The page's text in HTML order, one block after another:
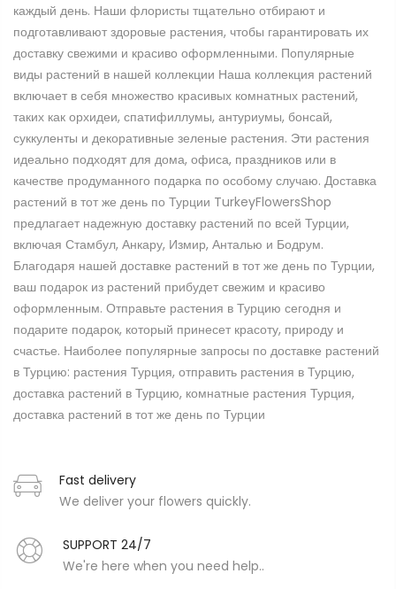
каждый день. Наши флористы тщательно отбирают и
подготавливают здоровые растения, чтобы гарантировать их
доставку свежими и красиво оформленными. Популярные
виды растений в нашей коллекции Наша коллекция растений
включает в себя множество красивых комнатных растений,
таких как орхидеи, спатифиллумы, антуриумы, бонсай,
суккуленты и декоративные зеленые растения. Эти растения
идеально подходят для дома, офиса, праздников или в
качестве продуманного подарка по особому случаю. Доставка
растений в тот же день по Турции TurkeyFlowersShop
предлагает надежную доставку растений по всей Турции,
включая Стамбул, Анкару, Измир, Анталью и Бодрум.
Благодаря нашей доставке растений в тот же день по Турции,
ваш подарок из растений прибудет свежим и красиво
оформленным. Отправьте растения в Турцию сегодня и
подарите подарок, который принесет красоту, природу и
счастье. Наиболее популярные запросы по доставке растений
в Турцию: растения Турция, отправить растения в Турцию,
доставка растений в Турцию, комнатные растения Турция,
доставка растений в тот же день по Турции
Fast delivery
We deliver your flowers quickly.
SUPPORT 24/7
We're here when you need help..